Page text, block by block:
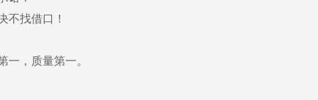
不找借口！
，质量第一。